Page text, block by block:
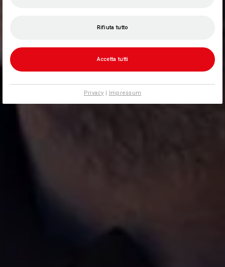
Rifiuta tutto
Accetta tutti
Privacy | Impressum